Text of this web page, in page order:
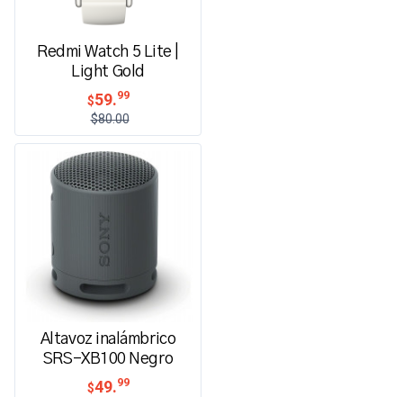
Redmi Watch 5 Lite |
Light Gold
$59.99
$80.00
Altavoz inalámbrico
SRS-XB100 Negro
$49.99